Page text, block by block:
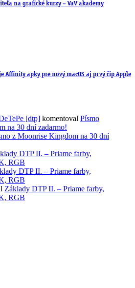
na grafické kurzy – VaV akademy
Affinity apky pre nový macOS aj prvý čip Apple
[dtp] komentoval Písmo
na 30 dní zadarmo!
z Moonrise Kingdom na 30 dní
DTP II. – Priame farby,
RGB
DTP II. – Priame farby,
RGB
Základy DTP II. – Priame farby,
RGB